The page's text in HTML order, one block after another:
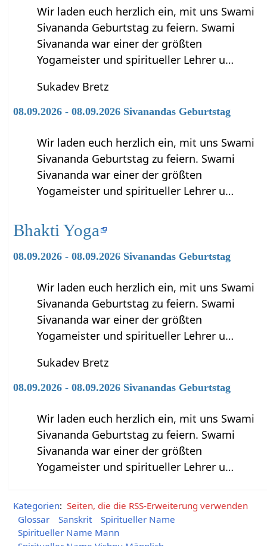
Wir laden euch herzlich ein, mit uns Swami
Sivananda Geburtstag zu feiern. Swami
Sivananda war einer der größten
Yogameister und spiritueller Lehrer u…
Sukadev Bretz
08.09.2026 - 08.09.2026 Sivanandas Geburtstag
Wir laden euch herzlich ein, mit uns Swami
Sivananda Geburtstag zu feiern. Swami
Sivananda war einer der größten
Yogameister und spiritueller Lehrer u…
Bhakti Yoga
08.09.2026 - 08.09.2026 Sivanandas Geburtstag
Wir laden euch herzlich ein, mit uns Swami
Sivananda Geburtstag zu feiern. Swami
Sivananda war einer der größten
Yogameister und spiritueller Lehrer u…
Sukadev Bretz
08.09.2026 - 08.09.2026 Sivanandas Geburtstag
Wir laden euch herzlich ein, mit uns Swami
Sivananda Geburtstag zu feiern. Swami
Sivananda war einer der größten
Yogameister und spiritueller Lehrer u…
Kategorien: Seiten, die die RSS-Erweiterung verwenden
Glossar
Sanskrit
Spiritueller Name
Spiritueller Name Mann